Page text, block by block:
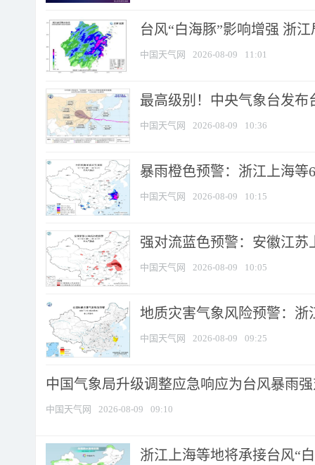
台风“白海豚”影响增强 浙
中国天气网 2026-08-09 11:01
最高级别！中央气象台发布
中国天气网 2026-08-09 10:36
暴雨橙色预警：浙江上海等
中国天气网 2026-08-09 10:15
强对流蓝色预警：安徽江苏
中国天气网 2026-08-09 10:05
地质灾害气象风险预警：浙
中国天气网 2026-08-09 09:25
中国气象局升级调整应急响应为台风暴雨
中国天气网 2026-08-09 09:10
浙江上海等地将承接台风“